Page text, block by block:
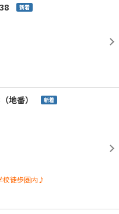
新着
地番） 新着
校徒歩圏内♪